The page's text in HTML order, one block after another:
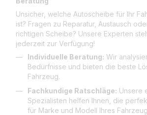
Unsicher, welche Autoscheibe für Ihr
ist? Fragen zu Reparatur, Austausch
richtigen Scheibe? Unsere Experten
jederzeit zur Verfügung!
Individuelle Beratung: Wir
Bedürfnisse und bieten die beste
Fahrzeug.
Fachkundige Ratschläge: Unsere
Spezialisten helfen Ihnen, die
für Marke und Modell Ihres